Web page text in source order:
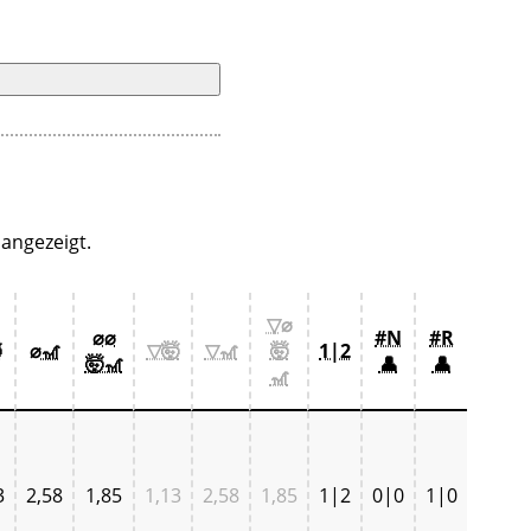
⌀🎢
⌀⌀
🤯🎢
▽🤯 ▽🎢
▽⌀
🤯
🎢
1|2
#N
👤
#R
👤
2,58 1,85 1,13 2,58 1,85 1|2 0|0 1|0